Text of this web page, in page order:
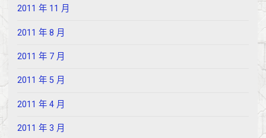
2011 年 11 月
2011 年 8 月
2011 年 7 月
2011 年 5 月
2011 年 4 月
2011 年 3 月